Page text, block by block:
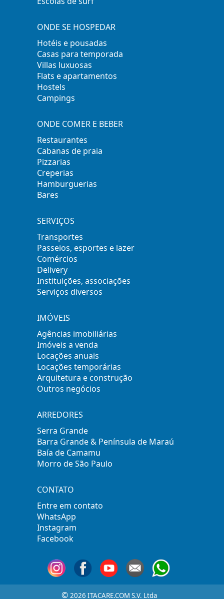
ONDE SE HOSPEDAR
Hotéis e pousadas
Casas para temporada
Villas luxuosas
Flats e apartamentos
Hostels
Campings
ONDE COMER E BEBER
Restaurantes
Cabanas de praia
Pizzarias
Creperias
Hamburguerias
Bares
SERVIÇOS
Transportes
Passeios, esportes e lazer
Comércios
Delivery
Instituições, associações
Serviços diversos
IMÓVEIS
Agências imobiliárias
Imóveis a venda
Locações anuais
Locações temporárias
Arquitetura e construção
Outros negócios
ARREDORES
Serra Grande
Barra Grande & Península de Maraú
Baía de Camamu
Morro de São Paulo
CONTATO
Entre em contato
WhatsApp
Instagram
Facebook
© 2026 ITACARE.COM S.V. Ltda